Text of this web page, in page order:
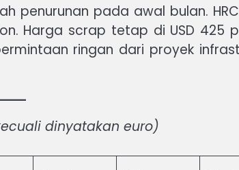
penurunan pada awal bulan.
Harga scrap tetap di USD 425
ringan dari proyek
dinyatakan euro)